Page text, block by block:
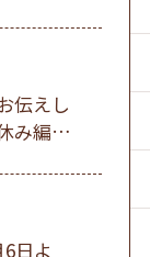
伝えし
み編
日よ